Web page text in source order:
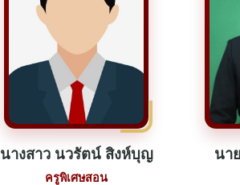
นางสาว นวรัตน์ สิงห์บุญ
ครูพิเศษสอน
นา